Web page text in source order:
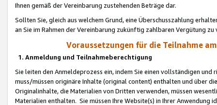
Ihnen gemäß der Vereinbarung zustehenden Beträge dar.
Sollten Sie, gleich aus welchem Grund, eine Überschusszahlung
an Sie im Rahmen der Vereinbarung zukünftig zahlbaren Vergütung zu
Voraussetzungen für die Teilnahme
1. Anmeldung und Teilnahmeberechtigung
Sie leiten den Anmeldeprozess ein, indem Sie einen vollständigen
muss/müssen originäre Inhalte (original content) enthalten und über
Originalinhalte, die Materialien von Dritten verwenden, müssen
Materialien enthalten. Sie müssen Ihre Website(s) in Ihrer Anwendung